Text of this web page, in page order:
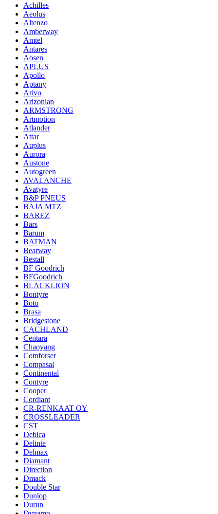
Achilles
Aeolus
Altenzo
Amberway
Amtel
Antares
Aosen
APLUS
Apollo
Aptany
Arivo
Arizonian
ARMSTRONG
Artmotion
Atlander
Attar
Auplus
Aurora
Austone
Autogreen
AVALANCHE
Avatyre
B&P PNEUS
BAJA MTZ
BAREZ
Bars
Barum
BATMAN
Bearway
Bestall
BF Goodrich
BFGoodrich
BLACKLION
Bontyre
Boto
Brasa
Bridgestone
CACHLAND
Centara
Chaoyang
Comforser
Compasal
Continental
Contyre
Cooper
Cordiant
CR-RENKAAT OY
CROSSLEADER
CST
Debica
Delinte
Delmax
Diamant
Direction
Dmack
Double Star
Dunlop
Durun